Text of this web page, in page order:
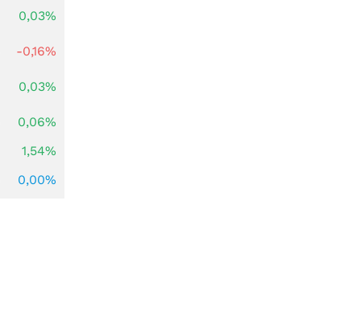
0,03%
-0,16%
0,03%
0,06%
1,54%
0,00%